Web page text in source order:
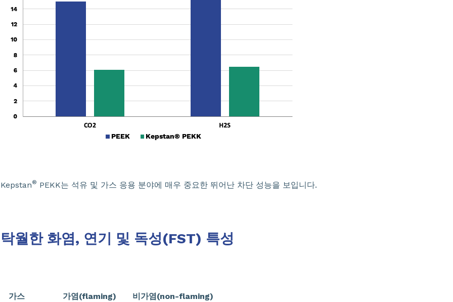
Kepstan® PEKK는 석유 및 가스 응용 분야에 매우 중요한 뛰어난 차단 성능을 보입니다.
탁월한 화염, 연기 및 독성(FST) 특성
가스 가염(flaming) 비가염(non-flaming)